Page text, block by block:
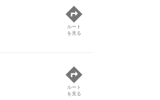
ルート
を見る
ルート
を見る